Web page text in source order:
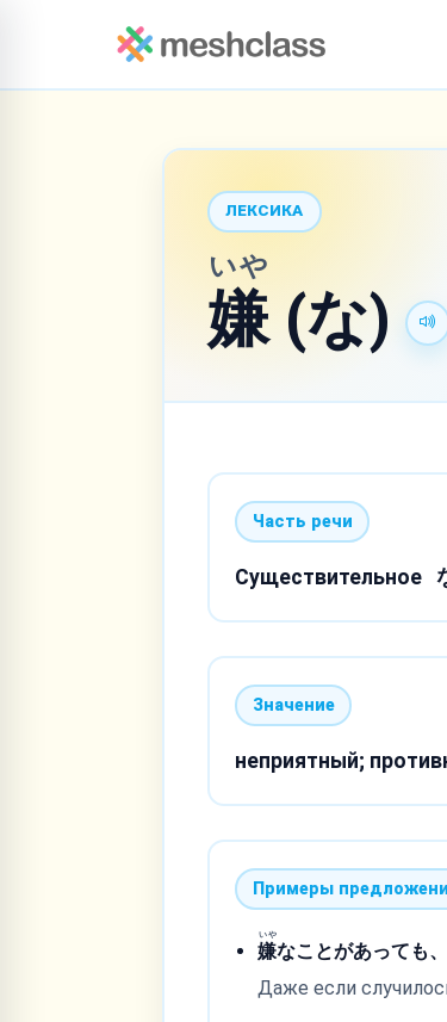
ЛЕКСИКА
嫌
いや
(な)
Часть речи
Существительное
Значение
неприятный;
Примеры
嫌
いや
なことがあっても
Даже если